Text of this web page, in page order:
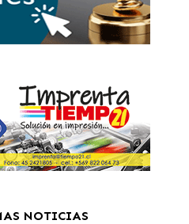
NOTICIAS